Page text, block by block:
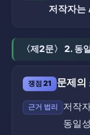
저작자는
〈제2문〉 2. 동
쟁점 21 문제의
근거 법리
저작
동일